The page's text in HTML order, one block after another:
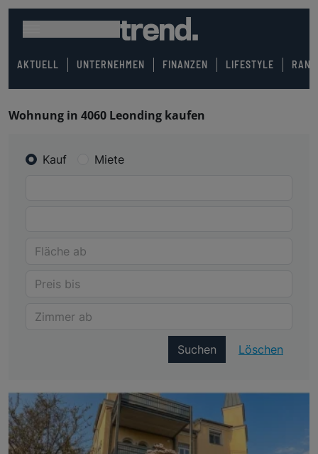
AKTUELL UNTERNEHMEN FINANZEN LIFESTYLE
Wohnung in 4060 Leonding kaufen
Kauf Miete
Suchen Löschen